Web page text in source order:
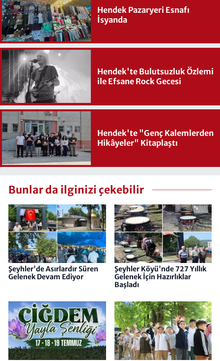
Hendek Pazaryeri Esnafı
İsyanda
Hendek'te Bulutsuzluk Özlemi
ile Efsane Rock Gecesi
Hendek'te "Genç Kalemlerden
Hikâyeler" Kitaplaştı
Bunlar da ilginizi çekebilir
Şeyhler'de Asırlardır Süren
Gelenek Devam Ediyor
Şeyhler Köyü'nde 727 Yıllık
Gelenek İçin Hazırlıklar
Başladı